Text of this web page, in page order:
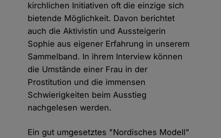
kirchlichen Initiativen oft die einzige sich
bietende Möglichkeit. Davon berichtet
auch die Aktivistin und Aussteigerin
Sophie aus eigener Erfahrung in unserem
Sammelband. In ihrem Interview können
die Umstände einer Frau in der
Prostitution und die immensen
Schwierigkeiten beim Ausstieg
nachgelesen werden.
Ein gut umgesetztes "Nordisches Modell"